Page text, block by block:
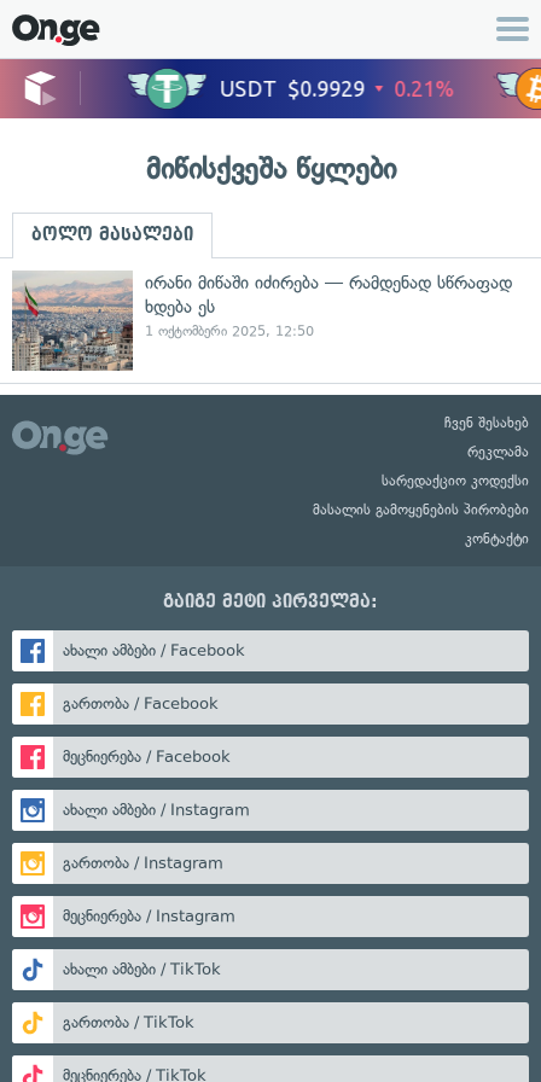
მიწისქვეშა წყლები
ბოლო მასალები
ირანი მიწაში იძირება — რამდენად სწრაფად
ხდება ეს
1 ოქტომბერი 2025, 12:50
ჩვენ შესახებ
რეკლამა
სარედაქციო კოდექსი
მასალის გამოყენების პირობები
კონტაქტი
გაიგე მეტი პირველმა:
ახალი ამბები / Facebook
გართობა / Facebook
მეცნიერება / Facebook
ახალი ამბები / Instagram
გართობა / Instagram
მეცნიერება / Instagram
ახალი ამბები / TikTok
გართობა / TikTok
მეცნიერება / TikTok